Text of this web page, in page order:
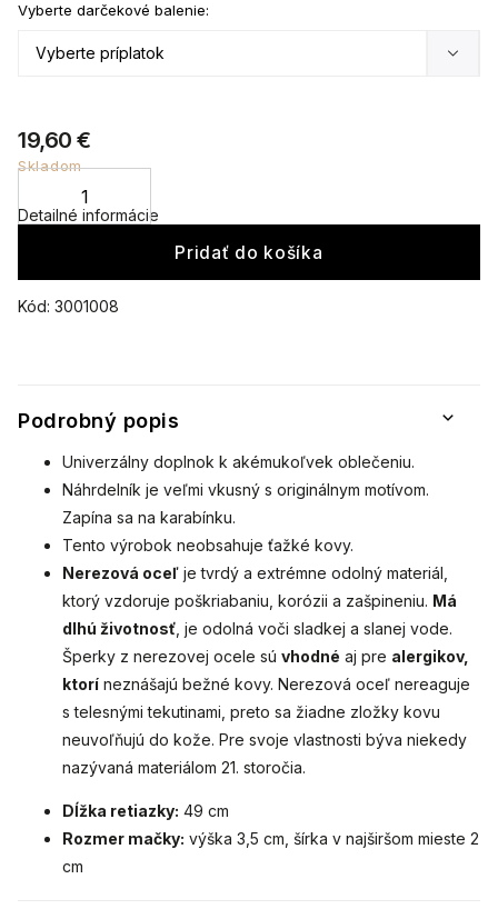
Kód: 3001008
19,60 €
Skladom
Vyberte darčekové balenie:
Pridať do košíka
Detailné informácie
Podrobný popis
Univerzálny doplnok k akémukoľvek oblečeniu.
Náhrdelník je veľmi vkusný s originálnym motívom.
Zapína sa na karabínku.
Tento výrobok neobsahuje ťažké kovy.
Nerezová oceľ je tvrdý a extrémne odolný materiál,
ktorý vzdoruje poškriabaniu, korózii a zašpineniu. Má
dlhú životnosť , je odolná voči sladkej a slanej vode.
Šperky z nerezovej ocele sú vhodné aj pre alergikov,
ktorí neznášajú bežné kovy. Nerezová oceľ nereaguje
s telesnými tekutinami, preto sa žiadne zložky kovu
neuvoľňujú do kože. Pre svoje vlastnosti býva niekedy
nazývaná materiálom 21. storočia.
Dĺžka retiazky: 49 cm
Rozmer mačky: výška 3,5 cm, šírka v najširšom mieste 2
cm